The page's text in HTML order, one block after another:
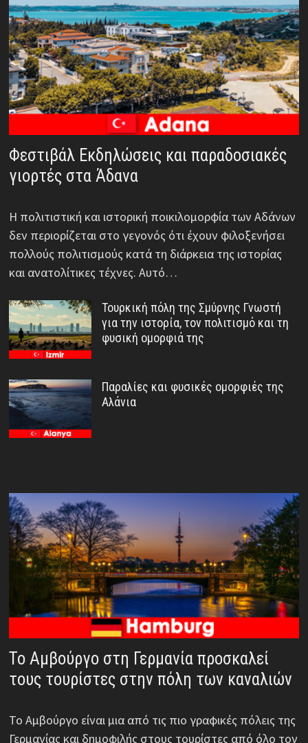
Φεστιβάλ Εκδηλώσεις και παραδοσιακές
γιορτές στα Άδανα
Η πολιτιστική και ιστορική ποικιλομορφία των Αδάνων
δεν περιορίζεται στο γεγονός ότι έχουν φιλοξενήσει
πολλούς πολιτισμούς κατά τη διάρκεια της ιστορίας
και ανατολίτικες τέχνες. Αυτό…
Τουρκική πόλη της Σμύρνης Γνωστή
για την ιστορία, τον πολιτισμό και τη
φυσική ομορφιά της
Παραλίες και φυσικές ομορφιές της
Αλάνια
Το Αμβούργο στη Γερμανία προσκαλεί
τους τουρίστες στην πόλη των καναλιών
Το Αμβούργο είναι μια από τις πιο γραφικές πόλεις της
Γερμανίας και δημοφιλής στους τουρίστες από όλο τον